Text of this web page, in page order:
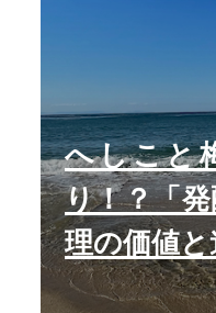
へしこと
り！？「
理の価値と